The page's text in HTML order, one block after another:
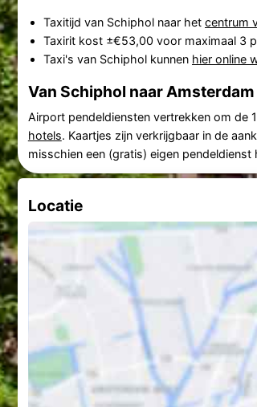
Taxitijd van Schiphol naar het centrum
Taxirit kost ±€53,00 voor maximaal 3
Taxi's van Schiphol kunnen hier online
Van Schiphol naar
Airport pendeldiensten vertrekken om de
hotels. Kaartjes zijn verkrijgbaar in de
misschien een (gratis) eigen pendeldienst
Locatie